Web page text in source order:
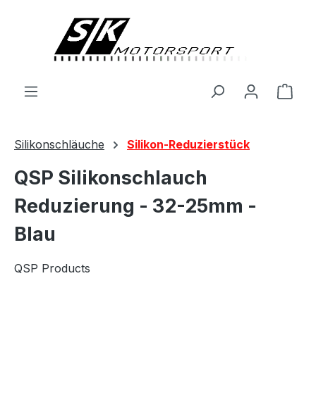
Silikonschläuche Silikon-Reduzierstück
QSP Silikonschlauch
Reduzierung - 32-25mm -
Blau
QSP Products